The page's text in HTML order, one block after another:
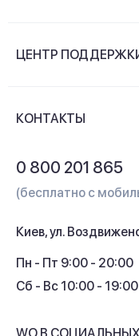
Контакты
ЦЕНТР
Кэшбек
КОНТАКТЫ
0 800 201 865
(бесплатно с
Киев, ул.
Пн - Пт 9:00 - 20:00
Сб - Вс 10:00 - 19:00